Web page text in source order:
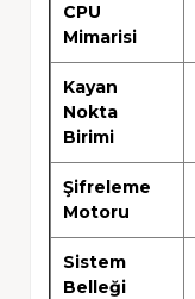
CPU
Mimarisi
Kayan
Nokta
Birimi
Şifreleme
Motoru
Sistem
Belleği